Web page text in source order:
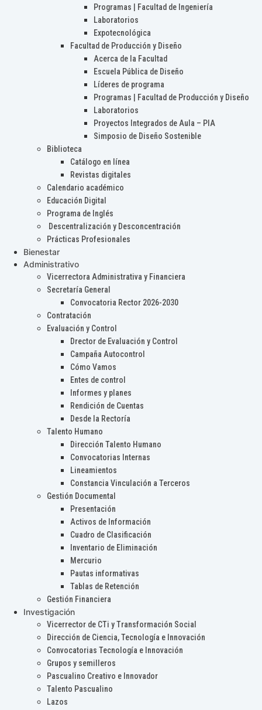
Programas | Facultad de Ingeniería
Laboratorios
Expotecnológica
Facultad de Producción y Diseño
Acerca de la Facultad
Escuela Pública de Diseño
Líderes de programa
Programas | Facultad de Producción y Diseño
Laboratorios
Proyectos Integrados de Aula – PIA
Simposio de Diseño Sostenible
Biblioteca
Catálogo en línea
Revistas digitales
Calendario académico
Educación Digital
Programa de Inglés
Descentralización y Desconcentración
Prácticas Profesionales
Bienestar
Administrativo
Vicerrectora Administrativa y Financiera
Secretaría General
Convocatoria Rector 2026-2030
Contratación
Evaluación y Control
Drector de Evaluación y Control
Campaña Autocontrol
Cómo Vamos
Entes de control
Informes y planes
Rendición de Cuentas
Desde la Rectoría
Talento Humano
Dirección Talento Humano
Convocatorias Internas
Lineamientos
Constancia Vinculación a Terceros
Gestión Documental
Presentación
Activos de Información
Cuadro de Clasificación
Inventario de Eliminación
Mercurio
Pautas informativas
Tablas de Retención
Gestión Financiera
Investigación
Vicerrector de CTi y Transformación Social
Dirección de Ciencia, Tecnología e Innovación
Convocatorias Tecnología e Innovación
Grupos y semilleros
Pascualino Creativo e Innovador
Talento Pascualino
Lazos